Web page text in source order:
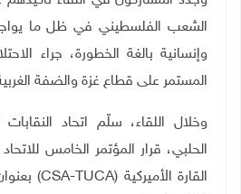
الشعب الفلسطيني في ظل ما
وإنسانية بالغة الخطورة، جراء
المستمر على قطاع غزة والضفة
وخلال اللقاء، سلّم اتحاد النقابات
الحلبي، قرار المؤتمر الخامس
القارة الأميركية (CSA-TUCA)